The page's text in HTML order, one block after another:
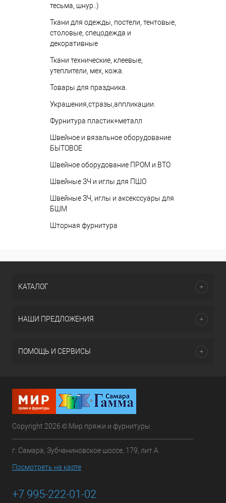
тесьма, шнур..)
Ткани для одежды, постели, тентовые,
столовые, спецодежда и
декоративные
Ткани технические, клеевые,
утеплители, мех, кожа.
Товары для праздника.
Украшения,стразы,аппликации.
Фурнитура пластик+металл
Швейное и вязальное оборудование
БЫТОВОЕ
Швейное оборудование ПРОМ и ВТО
Швейные ЗЧ и иглы для ПШО
Швейные ЗЧ, иглы и аксекссуары для
БШМ
Шторная фурнитура
КАТАЛОГ
НАШИ ПРЕДЛОЖЕНИЯ
ПОМОЩЬ И СЕРВИСЫ
Copyright 2026 © Мир пряжи и фурнитуры
г. Самара, Зубчаниновское шоссе, 179, лит.А
Посмотреть на карте
+7 995-222-01-02